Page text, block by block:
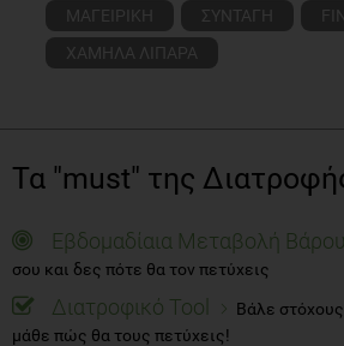
ΜΑΓΕΙΡΙΚΗ ΣΥΝΤΑΓΗ
ΧΑΜΗΛΑ ΛΙΠΑΡΑ
Τα "must" της
Εβδομαδίαια Μεταβολή
σου και δες πότε θα τον πετύχεις
Διατροφικό Tool
Βάλε
μάθε πώς θα τους πετύχεις!